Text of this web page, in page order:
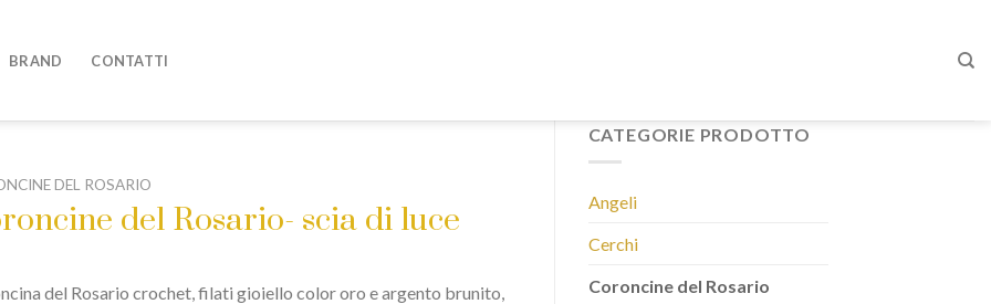
BRAND CONTATTI
CATEGORIE PRODOTTO
Angeli
Cerchi
Coroncine del Rosario
DEL ROSARIO
del Rosario- scia di luce
del Rosario crochet, filati gioiello color oro e argento brunito,